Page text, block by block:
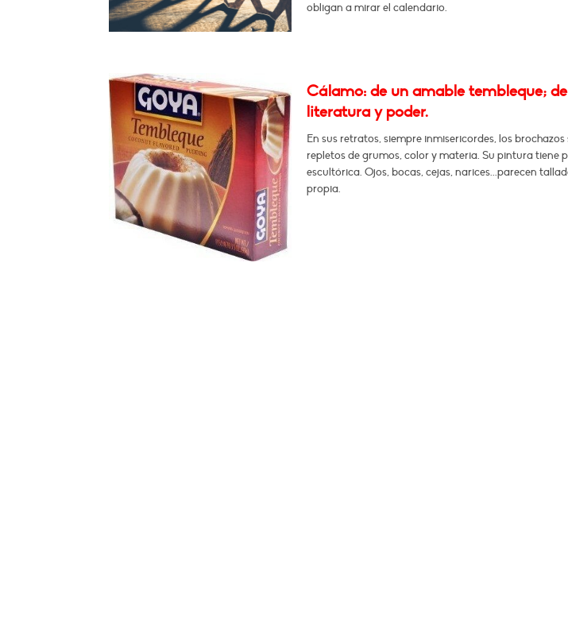
obligan a mirar el calendario.
Cálamo: de un amable tembleque;
literatura y poder.
En sus retratos, siempre inmisericordes, los
repletos de grumos, color y materia. Su pintura tiene
escultórica. Ojos, bocas, cejas, narices...parecen
propia.